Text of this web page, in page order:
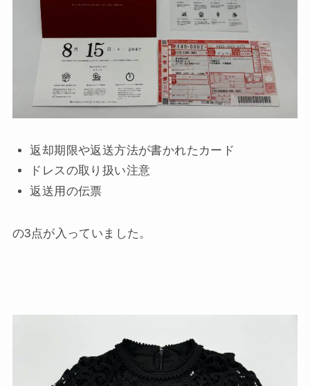
返却期限や返送方法が書かれたカード
ドレスの取り扱い注意
返送用の伝票
の3点が入っていました。